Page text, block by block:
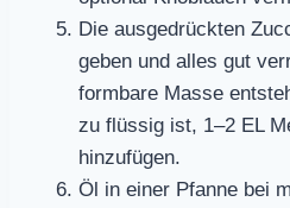
Die ausgedrückten
geben und alles gut
formbare Masse
zu flüssig ist, 1–2 EL
hinzufügen.
Öl in einer Pfanne bei